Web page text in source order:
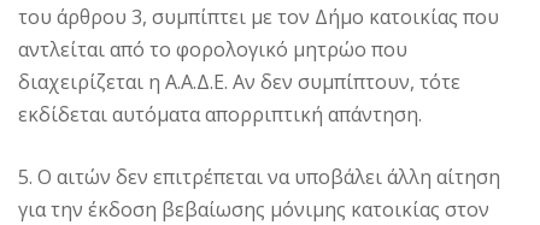
του άρθρου 3, συμπίπτει με τον Δήμο κατοικίας που
αντλείται από το φορολογικό μητρώο που
διαχειρίζεται η Α.Α.Δ.Ε. Αν δεν συμπίπτουν, τότε
εκδίδεται αυτόματα απορριπτική απάντηση.
5. Ο αιτών δεν επιτρέπεται να υποβάλει άλλη αίτηση
για την έκδοση βεβαίωσης μόνιμης κατοικίας στον